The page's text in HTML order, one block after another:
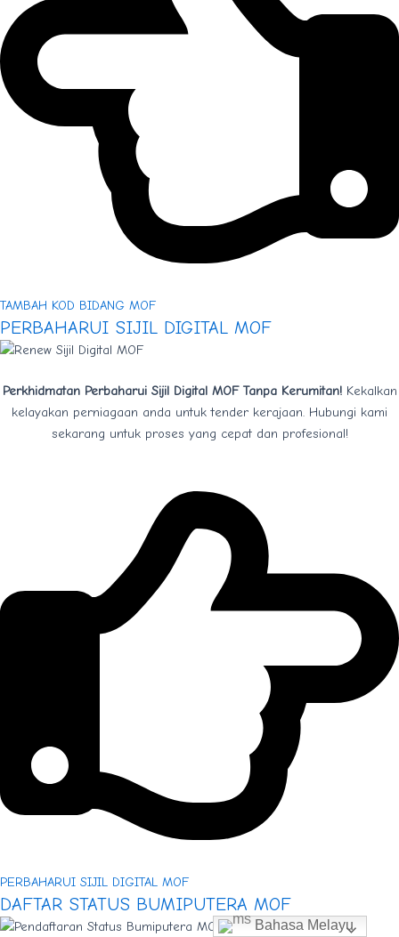
TAMBAH KOD BIDANG MOF
PERBAHARUI SIJIL DIGITAL MOF
Perkhidmatan Perbaharui Sijil Digital MOF Tanpa Kerumitan!Kekalkan
kelayakan perniagaan anda untuk tender kerajaan. Hubungi kami
sekarang untuk proses yang cepat dan profesional!
PERBAHARUI SIJIL DIGITAL MOF
DAFTAR STATUS BUMIPUTERA MOF
Bahasa Melayu